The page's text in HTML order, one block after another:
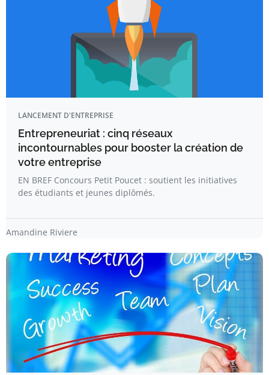
LANCEMENT D'ENTREPRISE
Entrepreneuriat : cinq réseaux
incontournables pour booster la création de
votre entreprise
EN BREF Concours Petit Poucet : soutient les initiatives
des étudiants et jeunes diplômés.
Amandine Riviere